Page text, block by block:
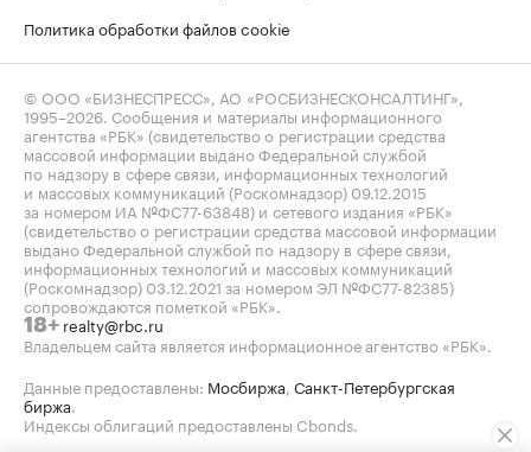
Политика обработки файлов cookie
© ООО «БИЗНЕСПРЕСС», АО «РОСБИЗНЕСКОНСАЛТИНГ»,
1995–2026. Сообщения и материалы информационного
агентства «РБК» (свидетельство о регистрации средства
массовой информации выдано Федеральной службой
по надзору в сфере связи, информационных технологий
и массовых коммуникаций (Роскомнадзор) 09.12.2015
за номером ИА №ФС77-63848) и сетевого издания «РБК»
(свидетельство о регистрации средства массовой информации
выдано Федеральной службой по надзору в сфере связи,
информационных технологий и массовых коммуникаций
(Роскомнадзор) 03.12.2021 за номером ЭЛ №ФС77-82385)
сопровождаются пометкой «РБК».
18+ realty@rbc.ru
Владельцем сайта является информационное агентство «РБК».
Данные предоставлены: Мосбиржа, Санкт-Петербургская
биржа.
Индексы облигаций предоставлены Cbonds.